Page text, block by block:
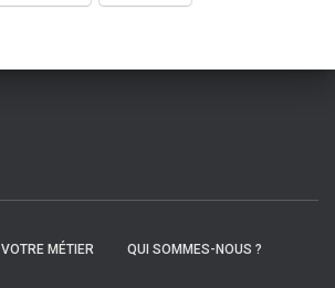
VOTRE MÉTIER QUI SOMMES-NOUS ?